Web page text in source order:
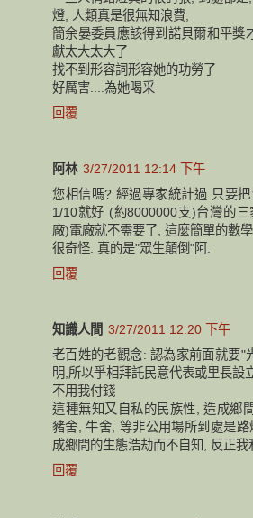
燈, 人類真是很無知浪費,
簡余晏委員應該得到諾貝爾和平獎
獻太大太大了
找不到形容詞形容她的功勞了
好厲害....為她喝采
回覆
阿林 3/27/2011 12:14 下午
您相信嗎? 經過專家統計過 只要
1/10就好 (約8000000支)台灣的
廠)電廠就不需要了, 這麼簡單的數
很奇怪. 真的是"眾生顛倒"阿.
回覆
知識人間 3/27/2011 12:20 下午
老百姓的老觀念: 認為家前面就要"
明,所以爭相拜託民意代表或里長設
不用我付錢
這種無知又自私的民族性, 造成鄉
豬舍, 牛舍, 等非公用場所到處是
成鄉間的生態浩劫而不自知, 反正我
回覆